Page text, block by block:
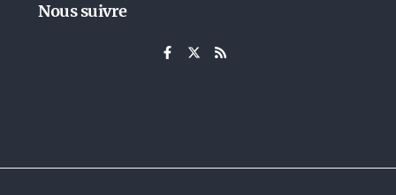
Nous suivre